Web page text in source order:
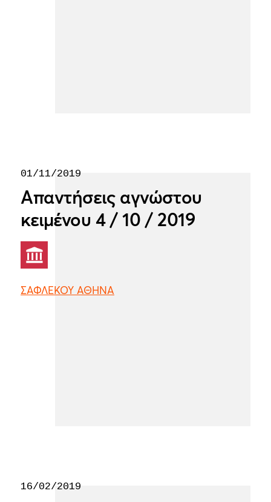
01/11/2019
Απαντήσεις αγνώστου
κειμένου 4 / 10 / 2019
ΣΑΦΛΕΚΟΥ ΑΘΗΝΑ
16/02/2019